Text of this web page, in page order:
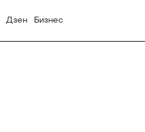
Дзен Бизнес